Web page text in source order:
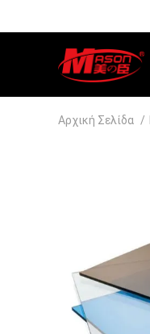
Αρχική Σελίδα /